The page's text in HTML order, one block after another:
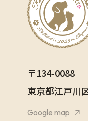
〒134-0088
東京都江⼾川
Google map